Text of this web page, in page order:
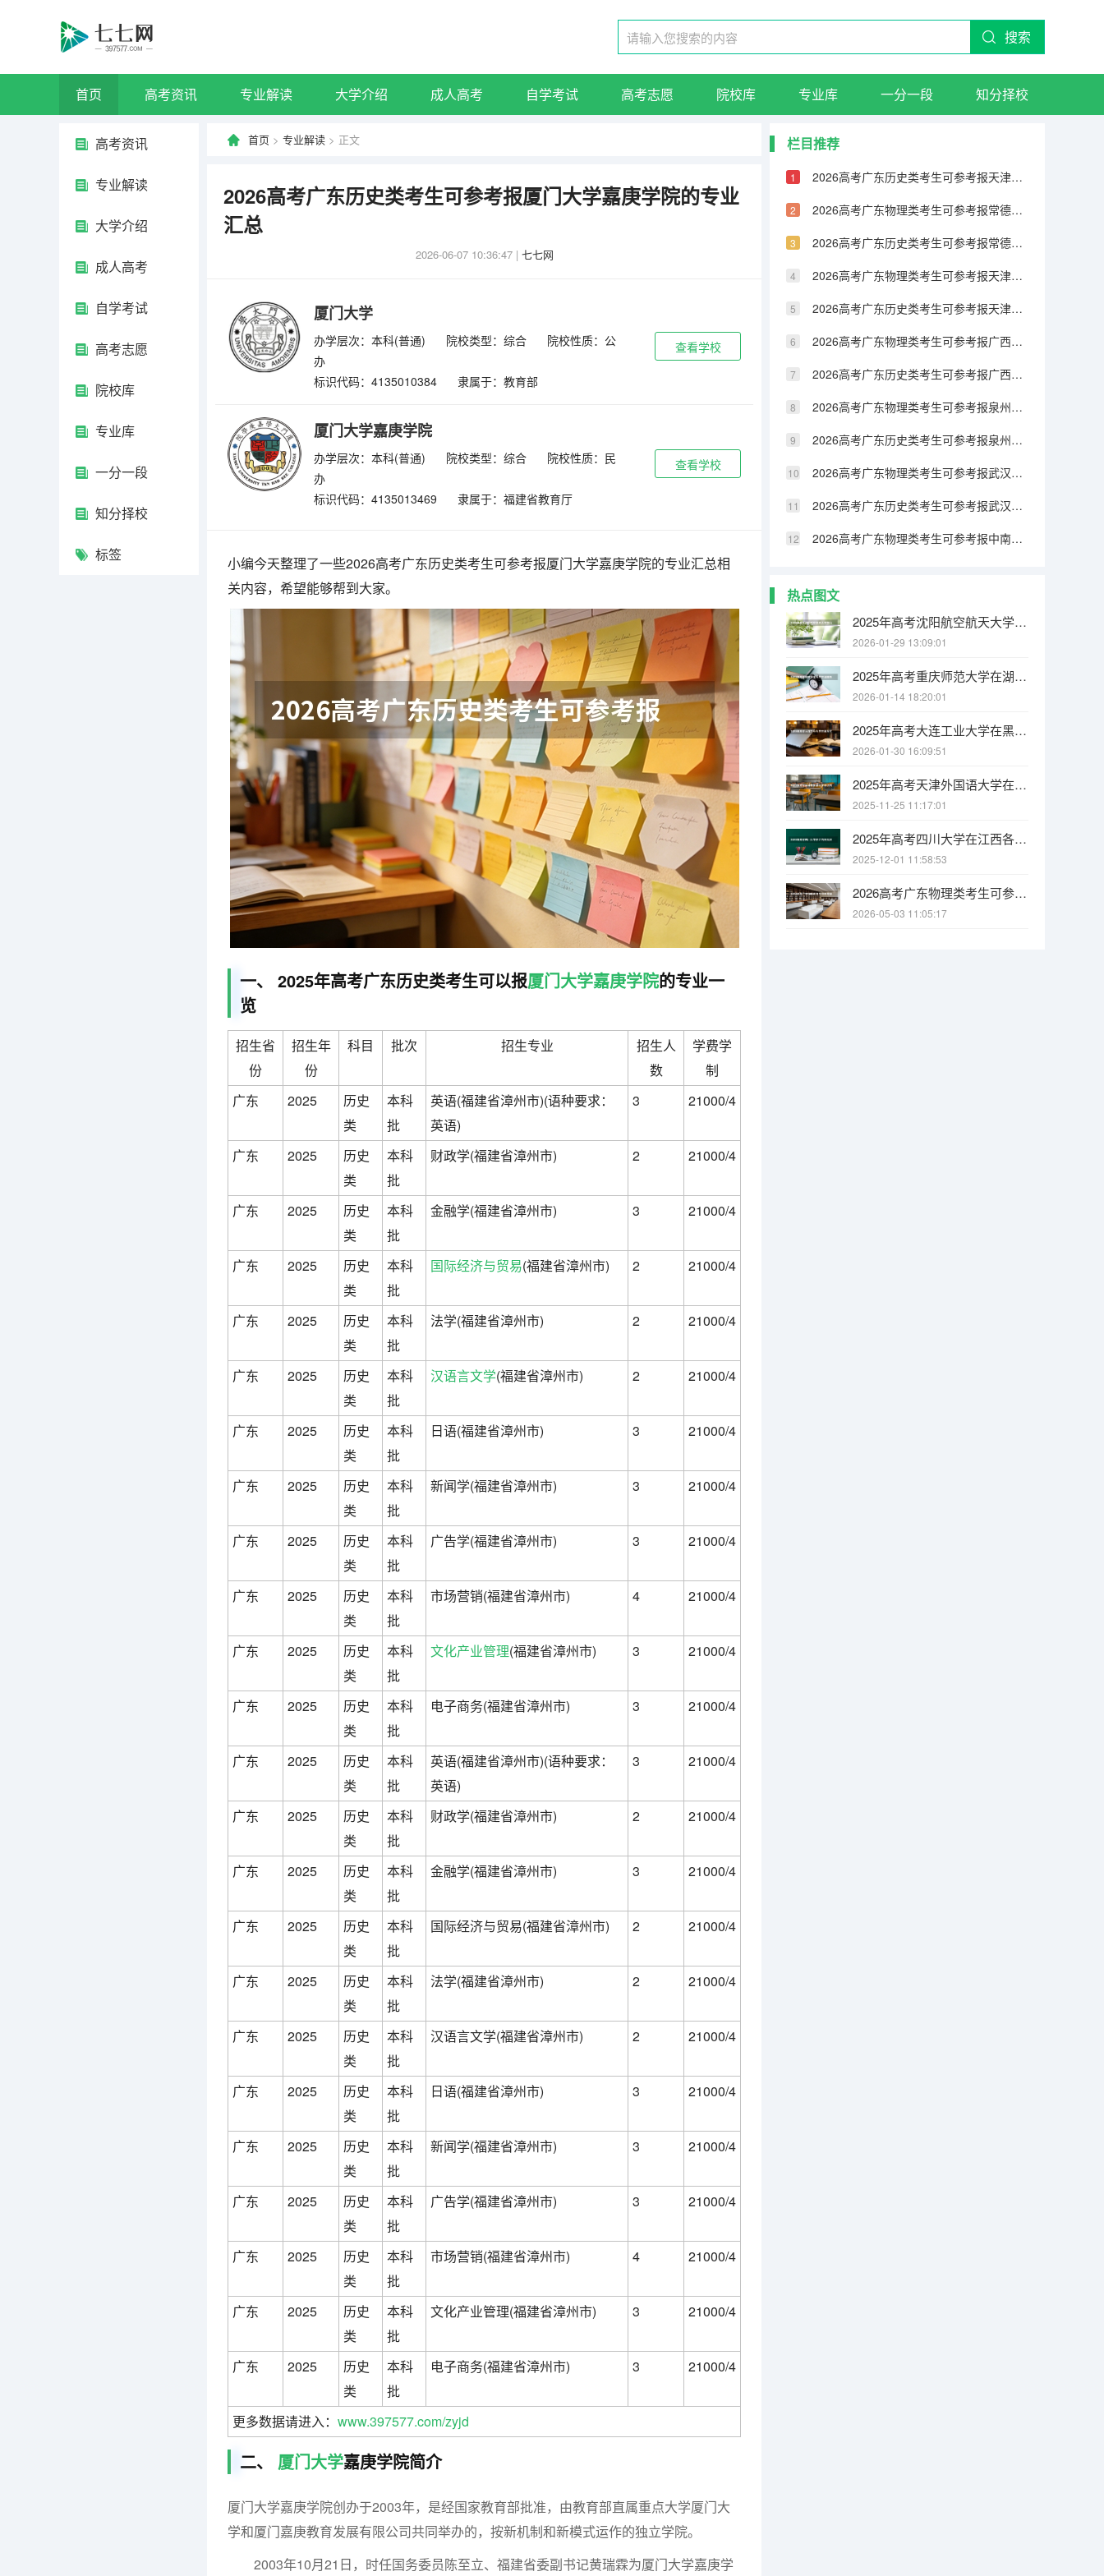
搜索
首页 高考资讯 专业解读 大学介绍 成人高考 自学考试 高考志愿 院校库 专业库 一分一段 知分择校
高考资讯
专业解读
大学介绍
成人高考
自学考试
高考志愿
院校库
专业库
一分一段
知分择校
标签
首页 > 专业解读 > 正文
2026高考广东历史类考生可参考报厦门大学嘉庚学院的专业
汇总
2026-06-07 10:36:47 | 七七网
厦门大学
办学层次：本科(普通) 院校类型：综合
院校性质：公
办
标识代码：4135010384
隶属于：教育部
查看学校
厦门大学嘉庚学院
办学层次：本科(普通) 院校类型：综合
院校性质：民
办
标识代码：4135013469
隶属于：福建省教育厅
查看学校
小编今天整理了一些2026高考广东历史类考生可参考报厦门大学嘉庚学院的专业汇总相
关内容，希望能够帮到大家。
一、 2025年高考广东历史类考生可以报厦门大学嘉庚学院的专业一
览
招生省
份
招生年
份
科目 批次 招生专业
招生人
数
学费学
制
广东
2025
历史
类
本科
批
英语(福建省漳州市)(语种要求：
英语)
3 21000/4
广东 2025
历史
类
本科
批
财政学(福建省漳州市) 2 21000/4
广东 2025
历史
类
本科
批
金融学(福建省漳州市) 3 21000/4
广东 2025
历史
类
本科
批
国际经济与贸易(福建省漳州市) 2 21000/4
广东 2025
历史
类
本科
批
法学(福建省漳州市) 2 21000/4
广东 2025
历史
类
本科
批
汉语言文学(福建省漳州市) 2 21000/4
广东 2025
历史
类
本科
批
日语(福建省漳州市) 3 21000/4
广东 2025
历史
类
本科
批
新闻学(福建省漳州市) 3 21000/4
广东 2025
历史
类
本科
批
广告学(福建省漳州市) 3 21000/4
广东 2025
历史
类
本科
批
市场营销(福建省漳州市) 4 21000/4
广东 2025
历史
类
本科
批
文化产业管理(福建省漳州市) 3 21000/4
广东 2025
历史
类
本科
批
电子商务(福建省漳州市) 3 21000/4
广东 2025
历史
类
本科
批
英语(福建省漳州市)(语种要求：
英语)
3 21000/4
广东 2025
历史
类
本科
批
财政学(福建省漳州市) 2 21000/4
广东 2025
历史
类
本科
批
金融学(福建省漳州市) 3 21000/4
广东 2025
历史
类
本科
批
国际经济与贸易(福建省漳州市) 2 21000/4
广东 2025
历史
类
本科
批
法学(福建省漳州市) 2 21000/4
广东 2025
历史
类
本科
批
汉语言文学(福建省漳州市) 2 21000/4
广东 2025
历史
类
本科
批
日语(福建省漳州市) 3 21000/4
广东 2025
历史
类
本科
批
新闻学(福建省漳州市) 3 21000/4
广东 2025
历史
类
本科
批
广告学(福建省漳州市) 3 21000/4
广东 2025
历史
类
本科
批
市场营销(福建省漳州市) 4 21000/4
广东 2025
历史
类
本科
批
文化产业管理(福建省漳州市) 3 21000/4
广东 2025
历史
类
本科
批
电子商务(福建省漳州市) 3 21000/4
更多数据请进入： www.397577.com/zyjd
二、 厦门大学嘉庚学院简介
厦门大学嘉庚学院创办于2003年，是经国家教育部批准，由教育部直属重点大学厦门大
学和厦门嘉庚教育发展有限公司共同举办的，按新机制和新模式运作的独立学院。
2003年10月21日，时任国务委员陈至立、福建省委副书记黄瑞霖为厦门大学嘉庚学
栏目推荐
2026高考广东历史类考生可参考报天津城市建设管理职业技术学院的专业汇总
2026高考广东物理类考生可参考报常德职业技术学院的专业汇总
2026高考广东历史类考生可参考报常德职业技术学院的专业汇总
2026高考广东物理类考生可参考报天津铁道职业技术学院的专业汇总
2026高考广东历史类考生可参考报天津铁道职业技术学院的专业汇总
2026高考广东物理类考生可参考报广西民族大学相思湖学院的专业汇总
2026高考广东历史类考生可参考报广西民族大学相思湖学院的专业汇总
2026高考广东物理类考生可参考报泉州纺织服装职业学院的专业汇总
2026高考广东历史类考生可参考报泉州纺织服装职业学院的专业汇总
2026高考广东物理类考生可参考报武汉生物工程学院的专业汇总
2026高考广东历史类考生可参考报武汉生物工程学院的专业汇总
2026高考广东物理类考生可参考报中南林业科技大学涉外学院的专业汇总
热点图文
2025年高考沈阳航空航天大学在山西各批次选科要求有哪些
2026-01-29 13:09:01
2025年高考重庆师范大学在湖南各批次选科要求有哪些
2026-01-14 18:20:01
2025年高考大连工业大学在黑龙江各批次选科要求有哪些
2026-01-30 16:09:51
2025年高考天津外国语大学在江西各批次选科要求有哪些
2025-11-25 11:17:01
2025年高考四川大学在江西各批次选科要求有哪些
2025-12-01 11:58:53
2026高考广东物理类考生可参考报江西电力职业技术学院的专业汇总
2026-05-03 11:05:17